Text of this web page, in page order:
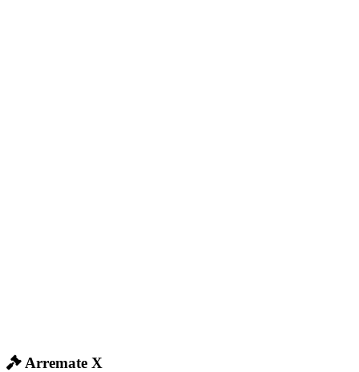
Arremate X